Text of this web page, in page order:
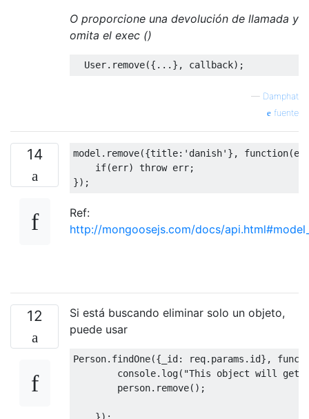
O proporcione una devolución de llamada y
omita el exec ()
User. remove({...}, callback);
— Damphat
fuente
14 model . remove({title: 'danish' }, function(
if(err) throw err;
});
Ref:
http://mongoosejs.com/docs/
12
Si está buscando eliminar solo un objeto,
puede usar
Person. findOne({ _id: req. params . id},
        console
. log( "This object will get
        person
. remove();
});